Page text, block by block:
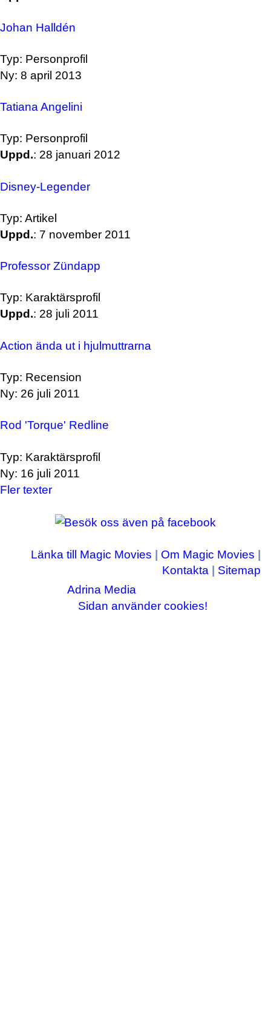
Johan Halldén
Typ: Personprofil
Ny: 8 april 2013
Tatiana Angelini
Typ: Personprofil
Uppd.: 28 januari 2012
Disney-Legender
Typ: Artikel
Uppd.: 7 november 2011
Professor Zündapp
Typ: Karaktärsprofil
Uppd.: 28 juli 2011
Action ända ut i hjulmuttrarna
Typ: Recension
Ny: 26 juli 2011
Rod 'Torque' Redline
Typ: Karaktärsprofil
Ny: 16 juli 2011
Fler texter
Länka till Magic Movies Om Magic Movies
Kontakta
Sitemap
Copyright © 2003-2026Adrina Media
Sidan använder cookies!